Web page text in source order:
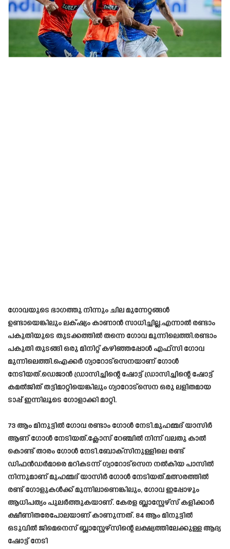
ഗോവയുടെ ഭാഗത്തു നിന്നും ചില മുന്നേറ്റങ്ങൾ
ഉണ്ടായെങ്കിലും ലക്‌ഷ്യം കാണാൻ സാധിച്ചില്ല.എന്നാൽ രണ്ടാം
പകുതിയുടെ തുടക്കത്തിൽ തന്നെ ഗോവ മുന്നിലെത്തി.രണ്ടാം
പകുതി തുടങ്ങി ഒരു മിനിറ്റ് കഴിഞ്ഞപ്പോൾ എഫ്‌സി ഗോവ
മുന്നിലെത്തി.ഐക്കർ ഗ്വാറോട്‌സെനയാണ് ഗോൾ
നേടിയത്.ഡെജാൻ ഡ്രാസിച്ചിന്റെ ഷോട്ട് ഡ്രാസിച്ചിന്റെ ഷോട്ട്
കമൽജിത് തട്ടിമാറ്റിയെങ്കിലും ഗ്വാറോട്‌സെന ഒരു ലളിതമായ
ടാപ്പ് ഇന്നിലൂടെ ഗോളാക്കി മാറ്റി.
73 ആം മിനുട്ടിൽ ഗോവ രണ്ടാം ഗോൾ നേടി.മുഹമ്മദ് യാസിർ
ആണ് ഗോൾ നേടിയത്.ക്ലോസ് റേഞ്ചിൽ നിന്ന് വലതു കാൽ
കൊണ്ട് താരം ഗോൾ നേടി.ബോക്സിനുള്ളിലെ രണ്ട്
ഡിഫൻഡർമാരെ മറികടന്ന് ഗ്വാറോട്‌സെന നൽകിയ പാസിൽ
നിന്നുമാണ് മുഹമ്മദ് യാസിർ ഗോൾ നേടിയത്.മത്സരത്തിൽ
രണ്ട് ഗോളുകൾക്ക് മുന്നിലാണെങ്കിലും, ഗോവ ഇപ്പോഴും
ആധിപത്യം പുലർത്തുകയാണ്. കേരള ബ്ലാസ്റ്റേഴ്‌സ് കളിക്കാർ
ക്ഷീണിതരേപോലയാണ് കാണുന്നത്. 84 ആം മിനുട്ടിൽ
ഒടുവിൽ ജിമെനെസ് ബ്ലാസ്റ്റേഴ്സിന്റെ ലക്ഷ്യത്തിലേക്കുള്ള ആദ്യ
ഷോട്ട് നേടി